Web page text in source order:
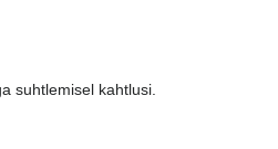
suhtlemisel kahtlusi.